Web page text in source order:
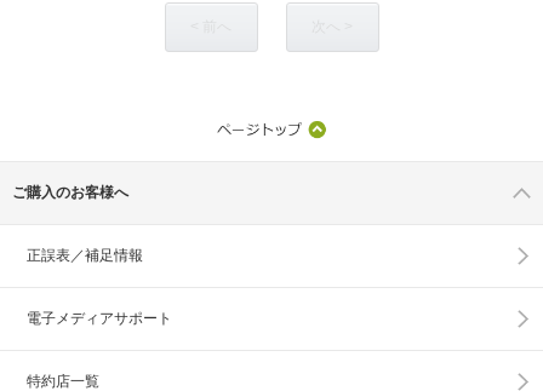
ご購入のお客様へ
正誤表／補足情報
電子メディアサポート
特約店一覧